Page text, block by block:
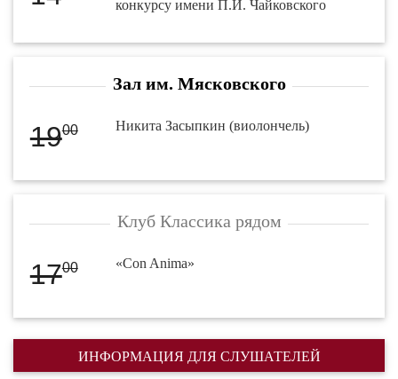
конкурсу имени П.И. Чайковского
Зал им. Мясковского
1900 Никита Засыпкин (виолончель)
Клуб Классика рядом
1700 «Con Anima»
ИНФОРМАЦИЯ ДЛЯ СЛУШАТЕЛЕЙ